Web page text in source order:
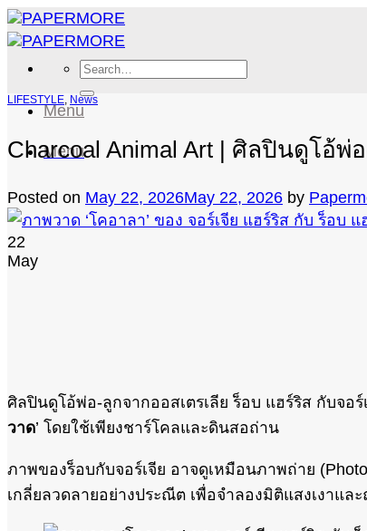
Skip
to
content
Search
Menu
Menu
LIFESTYLE News
Charcoal Animal Art | ศิลปินดูโอ้พ่
Posted on May 22, 2026May 22, 2026 by
22
May
ศิลปินดูโอ้พ่อ-ลูกจากออสเตรเลีย ร็อบ แฮร์ริส กับจอ
วาด’ โดยใช้เพียงชาร์โคลและดินสอถ่าน
ภาพของร็อบกับจอร์เจีย อาจดูเหมือนภาพถ่าย
เกลี่ยลวดลายอย่างประณีต เพื่อจำลองมิติแสงเงาแ